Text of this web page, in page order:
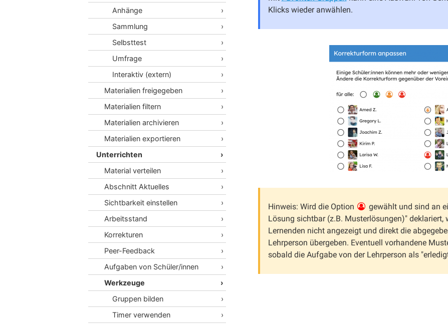
Klicks wieder anwählen.
Hinweis: Wird die Option
gewählt und sind an
Lösung sichtbar (z.B. Musterlösungen)" deklariert,
Lernenden nicht angezeigt und direkt die
Lehrperson übergeben. Eventuell vorhandene
sobald die Aufgabe von der Lehrperson als
Anhänge
Sammlung
Selbsttest
Umfrage
Interaktiv (extern)
Materialien freigegeben
Materialien filtern
Materialien archivieren
Materialien exportieren
Unterrichten
Material verteilen
Abschnitt Aktuelles
Sichtbarkeit einstellen
Arbeitsstand
Korrekturen
Peer-Feedback
Aufgaben von Schüler/innen
Werkzeuge
Gruppen bilden
Timer verwenden